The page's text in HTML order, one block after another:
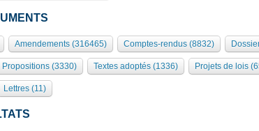
Amendements (316465) Comptes-rendus (8832)
Propositions (3330) Textes adoptés (1336) Projets de lois
Lettres (11)